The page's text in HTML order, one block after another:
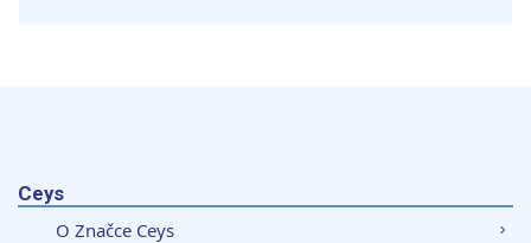
Ceys
O Značce Ceys